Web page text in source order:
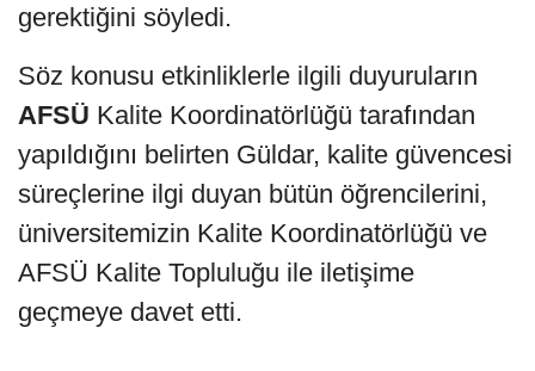
gerektiğini söyledi.
Söz konusu etkinliklerle ilgili duyuruların
AFSÜ Kalite Koordinatörlüğü tarafından
yapıldığını belirten Güldar, kalite güvencesi
süreçlerine ilgi duyan bütün öğrencilerini,
üniversitemizin Kalite Koordinatörlüğü ve
AFSÜ Kalite Topluluğu ile iletişime
geçmeye davet etti.